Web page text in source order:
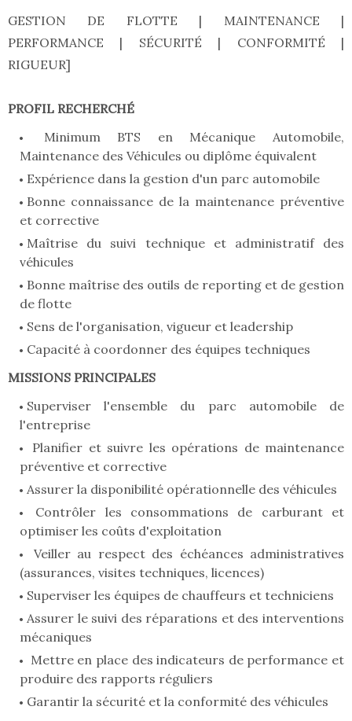
GESTION DE FLOTTE | MAINTENANCE |
PERFORMANCE | SÉCURITÉ | CONFORMITÉ |
RIGUEUR]
PROFIL RECHERCHÉ
Minimum BTS en Mécanique Automobile,
Maintenance des Véhicules ou diplôme équivalent
Expérience dans la gestion d'un parc automobile
Bonne connaissance de la maintenance préventive
et corrective
Maîtrise du suivi technique et administratif des
véhicules
Bonne maîtrise des outils de reporting et de gestion
de flotte
Sens de l'organisation, vigueur et leadership
Capacité à coordonner des équipes techniques
MISSIONS PRINCIPALES
Superviser l'ensemble du parc automobile de
l'entreprise
Planifier et suivre les opérations de maintenance
préventive et corrective
Assurer la disponibilité opérationnelle des véhicules
Contrôler les consommations de carburant et
optimiser les coûts d'exploitation
Veiller au respect des échéances administratives
(assurances, visites techniques, licences)
Superviser les équipes de chauffeurs et techniciens
Assurer le suivi des réparations et des interventions
mécaniques
Mettre en place des indicateurs de performance et
produire des rapports réguliers
Garantir la sécurité et la conformité des véhicules